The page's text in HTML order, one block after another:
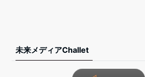
未来メディアChallet